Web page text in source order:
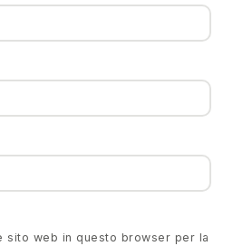
sito web in questo browser per la